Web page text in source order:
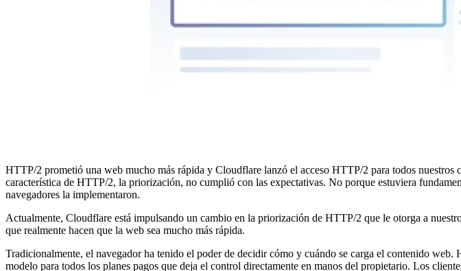
HTTP/2 prometió una web mucho más rápida y Cloudflare lanzó el acceso HTTP/2 para todos nuestros
característica de HTTP/2, la priorización, no cumplió con las expectativas. No porque estuviera
navegadores la implementaron.
Actualmente, Cloudflare está impulsando un cambio en la priorización de HTTP/2 que le otorga a
que realmente hacen que la web sea mucho más rápida.
Tradicionalmente, el navegador ha tenido el poder de decidir cómo y cuándo se carga el contenido web.
modelo para todos los planes pagos que deja el control directamente en manos del propietario. Los